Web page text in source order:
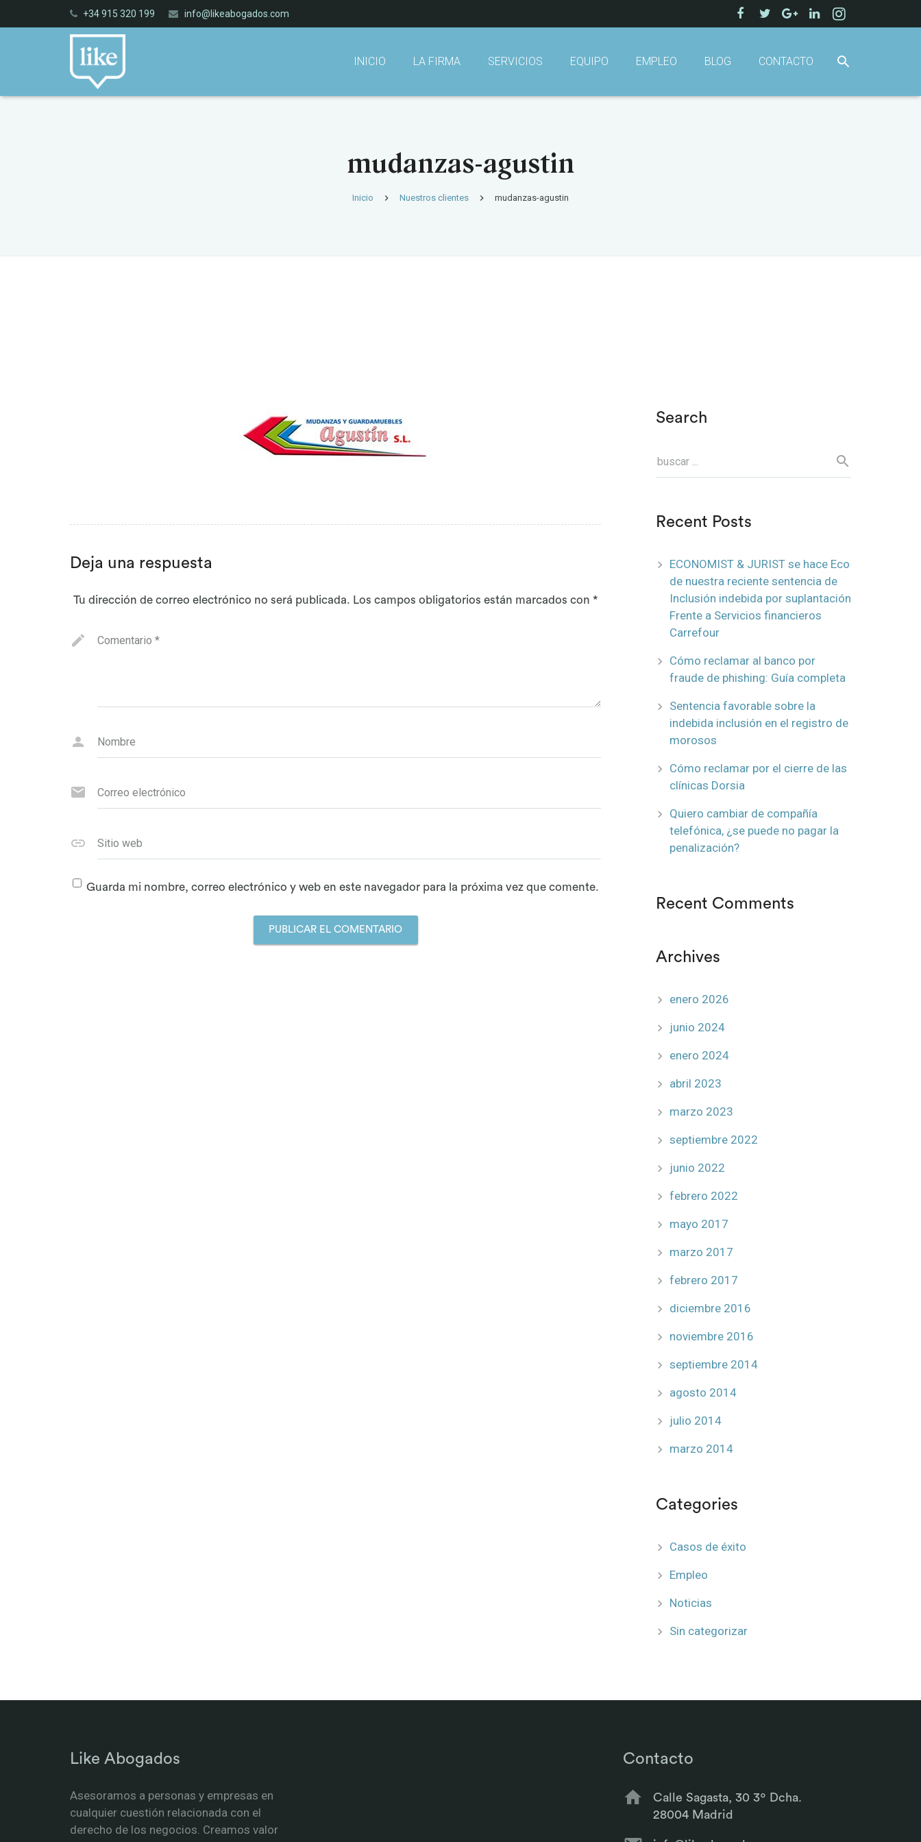
+34 915 320 199 info@likeabogados.com
INICIO LA FIRMA SERVICIOS EQUIPO EMPLEO BLOG CONTACTO
mudanzas-agustin
Inicio Nuestros clientes mudanzas-agustin
Deja una respuesta
Tu dirección de correo electrónico no será publicada. Los campos obligatorios están marcados con*
Comentario *
Nombre
Correo electrónico
Sitio web
Guarda mi nombre, correo electrónico y web en este navegador para la próxima vez que comente.
Search
Recent Posts
ECONOMIST & JURIST se hace Eco
de nuestra reciente sentencia de
Inclusión indebida por suplantación
Frente a Servicios financieros
Carrefour
Cómo reclamar al banco por
fraude de phishing: Guía completa
Sentencia favorable sobre la
indebida inclusión en el registro de
morosos
Cómo reclamar por el cierre de las
clínicas Dorsia
Quiero cambiar de compañía
telefónica, ¿se puede no pagar la
penalización?
Recent Comments
Archives
enero 2026
junio 2024
enero 2024
abril 2023
marzo 2023
septiembre 2022
junio 2022
febrero 2022
mayo 2017
marzo 2017
febrero 2017
diciembre 2016
noviembre 2016
septiembre 2014
agosto 2014
julio 2014
marzo 2014
Categories
Casos de éxito
Empleo
Noticias
Sin categorizar
Like Abogados
Asesoramos a personas y empresas en
cualquier cuestión relacionada con el
derecho de los negocios. Creamos valor
Contacto
Calle Sagasta, 30 3º Dcha.
28004 Madrid